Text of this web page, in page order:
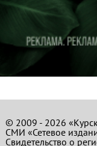
© 2009 - 2026
СМИ «Сетевое
Свидетельство о